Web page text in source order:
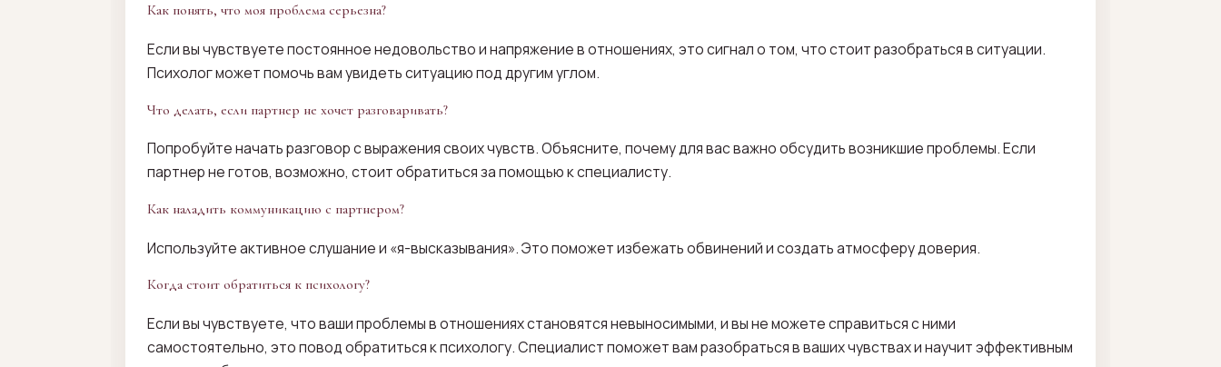
Как понять, что моя проблема серьезна?
Если вы чувствуете постоянное недовольство и напряжение в отношениях, это сигнал о том, что стоит разобраться в ситуации.
Психолог может помочь вам увидеть ситуацию под другим углом.
Что делать, если партнер не хочет разговаривать?
Попробуйте начать разговор с выражения своих чувств. Объясните, почему для вас важно обсудить возникшие проблемы. Если
партнер не готов, возможно, стоит обратиться за помощью к специалисту.
Как наладить коммуникацию с партнером?
Используйте активное слушание и «я-высказывания». Это поможет избежать обвинений и создать атмосферу доверия.
Когда стоит обратиться к психологу?
Если вы чувствуете, что ваши проблемы в отношениях становятся невыносимыми, и вы не можете справиться с ними
самостоятельно, это повод обратиться к психологу. Специалист поможет вам разобраться в ваших чувствах и научит эффективным